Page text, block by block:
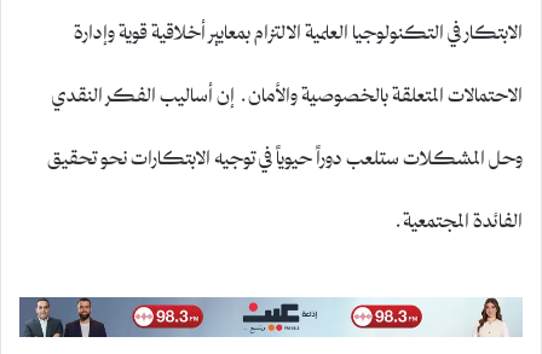
الابتكار في التكنولوجيا العلمية الالتزام بمعايير أخلاقية قوية وإدارة
الاحتمالات المتعلقة بالخصوصية والأمان. إن أساليب الفكر النقدي
وحل المشكلات ستلعب دوراً حيوياً في توجيه الابتكارات نحو تحقيق
الفائدة المجتمعية.